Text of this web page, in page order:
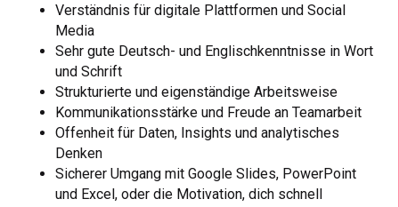
Verständnis für digitale Plattformen und Social
Media
Sehr gute Deutsch- und Englischkenntnisse in Wort
und Schrift
Strukturierte und eigenständige Arbeitsweise
Kommunikationsstärke und Freude an Teamarbeit
Offenheit für Daten, Insights und analytisches
Denken
Sicherer Umgang mit Google Slides, PowerPoint
und Excel, oder die Motivation, dich schnell